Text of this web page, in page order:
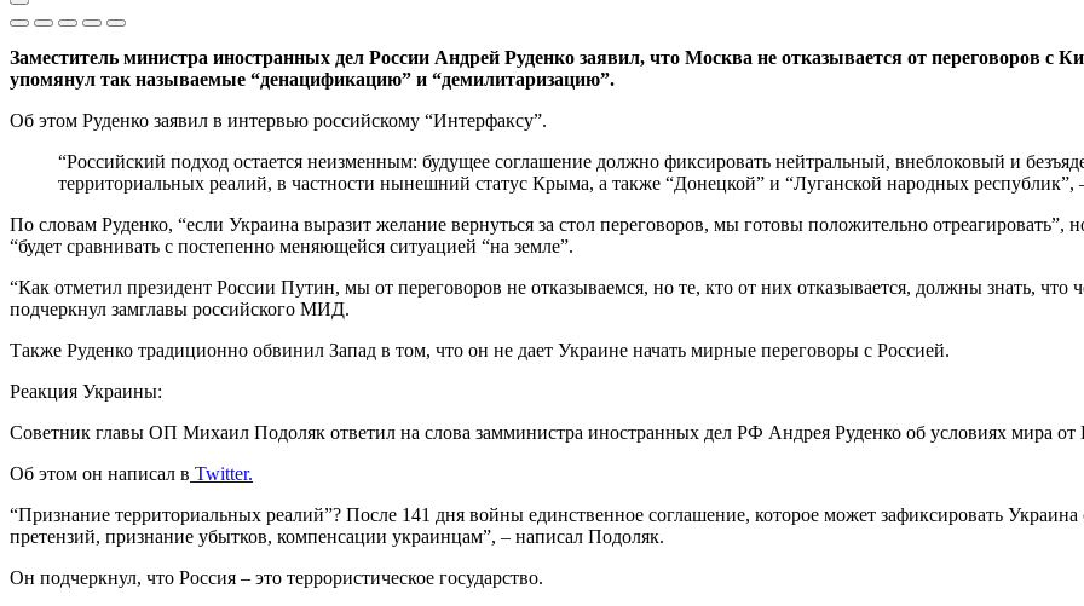
Заместитель министра иностранных дел России Андрей Руденко заявил, что Москва не отказывается от переговоров с
упомянул так называемые “денацификацию” и “демилитаризацию”.
Об этом Руденко заявил в интервью российскому “Интерфаксу”.
“Российский подход остается неизменным: будущее соглашение должно фиксировать нейтральный, внеблоковый и
территориальных реалий, в частности нынешний статус Крыма, а также “Донецкой” и “Луганской народных республик”,
По словам Руденко, “если Украина выразит желание вернуться за стол переговоров, мы готовы положительно отреагировать”,
“будет сравнивать с постепенно меняющейся ситуацией “на земле”.
“Как отметил президент России Путин, мы от переговоров не отказываемся, но те, кто от них отказывается, должны знать, что
подчеркнул замглавы российского МИД.
Также Руденко традиционно обвинил Запад в том, что он не дает Украине начать мирные переговоры с Россией.
Реакция Украины:
Советник главы ОП Михаил Подоляк ответил на слова замминистра иностранных дел РФ Андрея Руденко об условиях мира от
Об этом он написал в Twitter.
“Признание территориальных реалий”? После 141 дня войны единственное соглашение, которое может зафиксировать
претензий, признание убытков, компенсации украинцам”, – написал Подоляк.
Он подчеркнул, что Россия – это террористическое государство.